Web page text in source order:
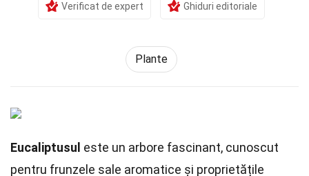
Verificat de expert Ghiduri editoriale
Plante
Eucaliptusul este un arbore fascinant, cunoscut
pentru frunzele sale aromatice și proprietățile